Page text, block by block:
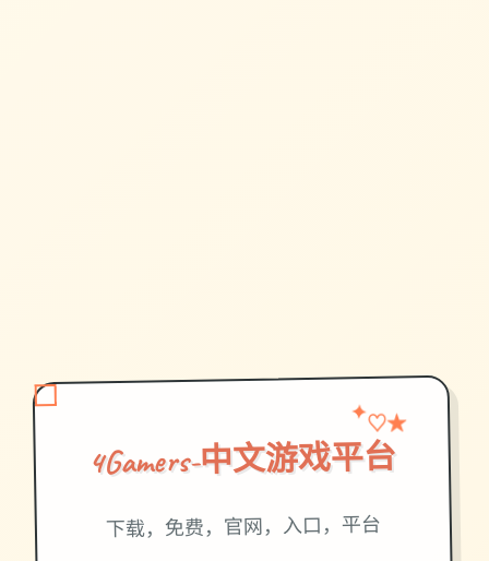
4Gamers-中文游戏平台
✦♡★
下载，免费，官网，入口，平台